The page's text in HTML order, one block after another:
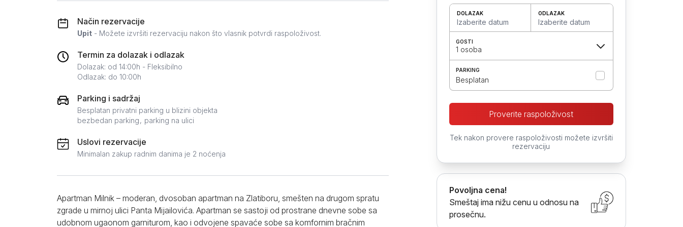
Način rezervacije
Upit - Možete izvršiti rezervaciju nakon što vlasnik potvrdi raspoloživost.
Termin za dolazak i odlazak
Dolazak: od 14:00h - Fleksibilno
Odlazak: do 10:00h
Parking i sadržaj
Besplatan privatni parking u blizini objekta
bezbedan parking parking na ulici
Uslovi rezervacije
Minimalan zakup radnim danima je 2 noćenja
Apartman Milnik – moderan, dvosoban apartman na Zlatiboru, smešten na drugom spratu
zgrade u mirnoj ulici Panta Mijailovića. Apartman se sastoji od prostrane dnevne sobe sa
udobnom ugaonom garniturom, kao i odvojene spavaće sobe sa komfornim bračnim
DOLAZAK
Izaberite datum
ODLAZAK
Izaberite datum
GOSTI
1 osoba
PARKING
Besplatan
Proverite raspoloživost
Tek nakon provere raspoloživosti možete izvršiti
rezervaciju
Povoljna cena!
Smeštaj ima nižu cenu u odnosu na
prosečnu.